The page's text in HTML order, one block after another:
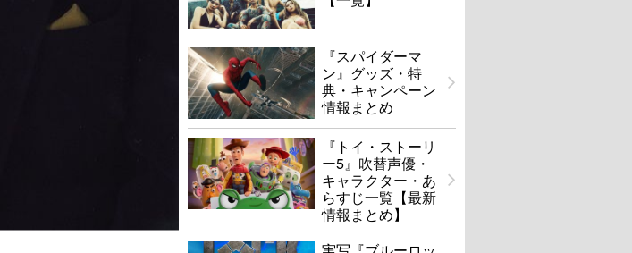
『スパイダーマ
ン』グッズ・特
典・キャンペーン
情報まとめ
『トイ・ストーリ
ー5』吹替声優・
キャラクター・あ
らすじ一覧【最新
情報まとめ】